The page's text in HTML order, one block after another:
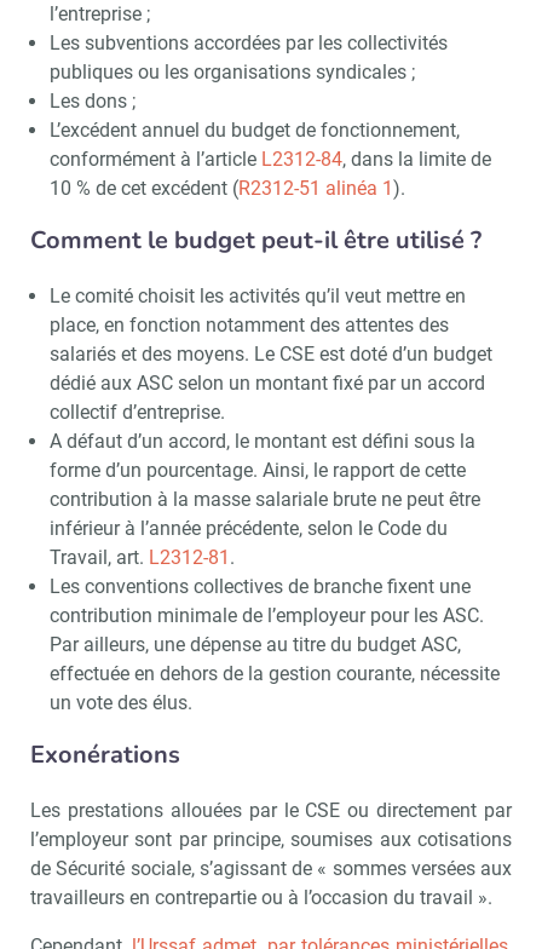
l’entreprise ;
Les subventions accordées par les collectivités
publiques ou les organisations syndicales ;
Les dons ;
L’excédent annuel du budget de fonctionnement,
conformément à l’article L2312-84, dans la limite de
10 % de cet excédent (R2312-51 alinéa 1).
Comment le budget peut-il être utilisé ?
Le comité choisit les activités qu’il veut mettre en
place, en fonction notamment des attentes des
salariés et des moyens. Le CSE est doté d’un budget
dédié aux ASC selon un montant fixé par un accord
collectif d’entreprise.
A défaut d’un accord, le montant est défini sous la
forme d’un pourcentage. Ainsi, le rapport de cette
contribution à la masse salariale brute ne peut être
inférieur à l’année précédente, selon le Code du
Travail, art. L2312-81 .
Les conventions collectives de branche fixent une
contribution minimale de l’employeur pour les ASC.
Par ailleurs, une dépense au titre du budget ASC,
effectuée en dehors de la gestion courante, nécessite
un vote des élus.
Exonérations
Les prestations allouées par le CSE ou directement par
l’employeur sont par principe, soumises aux cotisations
de Sécurité sociale, s’agissant de « sommes versées aux
travailleurs en contrepartie ou à l’occasion du travail ».